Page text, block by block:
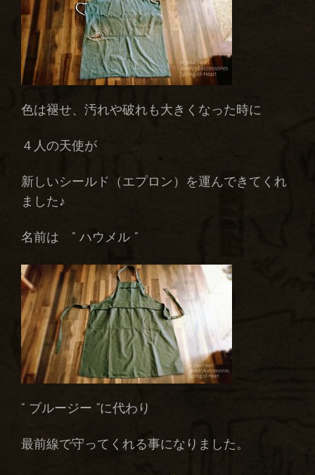
色は褪せ、汚れや破れも大きくなった時に
４人の天使が
新しいシールド（エプロン）を運んできてくれ
ました♪
名前は ” ハウメル ”
” ブルージー “に代わり
最前線で守ってくれる事になりました。